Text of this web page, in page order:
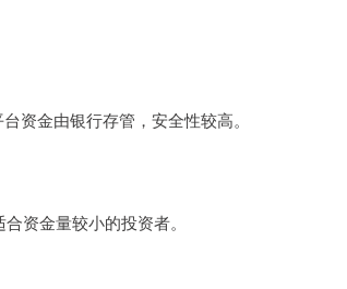
资金由银行存管，安全性较高。
资金量较小的投资者。